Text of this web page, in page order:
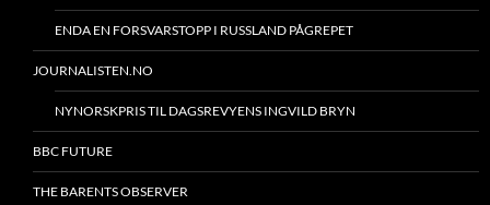
ENDA EN FORSVARSTOPP I RUSSLAND PÅGREPET
JOURNALISTEN.NO
NYNORSKPRIS TIL DAGSREVYENS INGVILD BRYN
BBC FUTURE
THE BARENTS OBSERVER